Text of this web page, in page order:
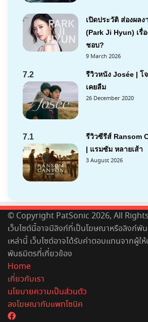
เปิดประวัติ ส่องผล
(Park Ji Hyun) เ
ชอบ?
9 March 2026
7.2
รีวิวหนัง Josée | โ
เคยลืม
26 December 2020
7.1
รีวิวซีรีส์ Ransom
| แรมซัม หลายเส้า
3 August 2026
© Copyright PatSonic 2026, All
เว็บไซต์นี้อาจมีลิงก์ที่เป็นโฆษณาหรือลิงก์พั
เหล่านี้ เว็บไซต์อาจได้รับค่าตอบแทนจากผู้ใ
พันธมิตรที่เกี่ยวข้อง
Home
เกี่ยวกับเรา
นโยบายความเป็นส่วนตัว
ลงโฆษณากับแพทโซนิค